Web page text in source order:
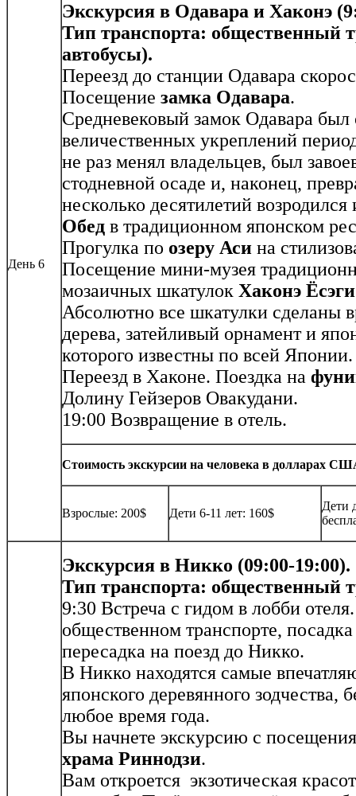
День 6
Экскурсия в Одавара и Хаконэ
Тип транспорта: общественный
автобусы).
Переезд до станции Одавара
Посещение замка Одавара.
Средневековый замок Одавара
величественных укреплений
не раз менял владельцев, был
стодневной осаде и, наконец,
несколько десятилетий возродился
Обед в традиционном японском
Прогулка по озеру Аси на
Посещение мини-музея
мозаичных шкатулок Хаконэ
Абсолютно все шкатулки сделаны
дерева, затейливый орнамент и
которого известны по всей Японии.
Переезд в Хаконе. Поездка на
Долину Гейзеров Овакудани.
19:00 Возвращение в отель.
Стоимость экскурсии на человека в долларах
Взрослые: 200$ Дети 6-11 лет: 160$
Дети
Экскурсия в Никко (09:00-19:00).
Тип транспорта: общественный
9:30 Встреча с гидом в лобби
общественном транспорте,
пересадка на поезд до Никко.
В Никко находятся самые
японского деревянного зодчества,
любое время года.
Вы начнете экскурсию с
храма Риннодзи.
Вам откроется экзотическая